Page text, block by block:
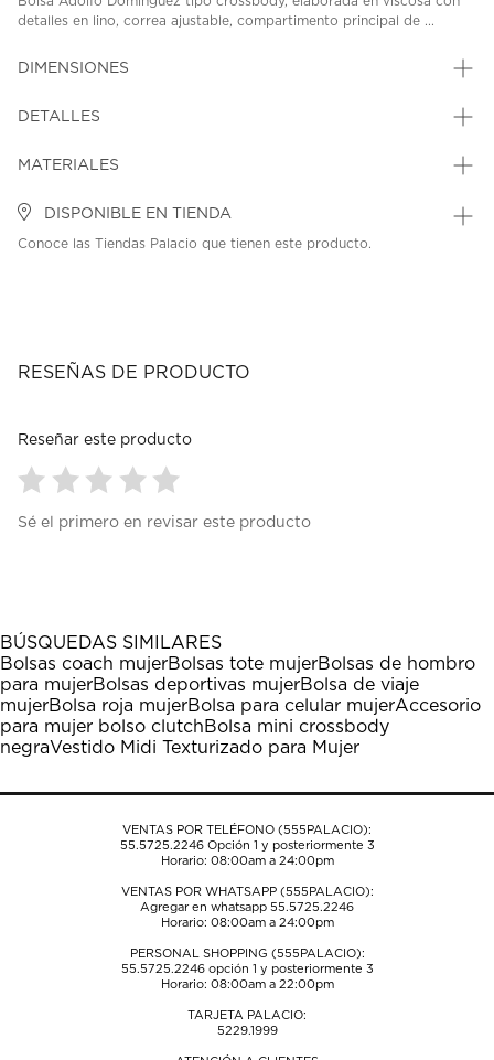
detalles en lino, correa ajustable, compartimento principal de ...
DIMENSIONES
DETALLES
MATERIALES
DISPONIBLE EN TIENDA
Conoce las Tiendas Palacio que tienen este producto.
RESEÑAS DE PRODUCTO
Reseñar este producto
para
1
estrella
Esta
acción
abrirá
el
formulario
envío.
para
estrellas.
Esta
acción
abrirá
el
formulario
envío.
para
estrellas.
Esta
acción
abrirá
el
formulario
envío.
para
estrellas.
Esta
acción
abrirá
el
formulario
envío.
para
estrellas.
Esta
acción
abrirá
el
formulario
envío.
Sé el primero en revisar este producto
BÚSQUEDAS SIMILARES
Bolsas coach mujerBolsas tote mujerBolsas de hombro
para mujerBolsas deportivas mujerBolsa de viaje
mujerBolsa roja mujerBolsa para celular mujerAccesorio
para mujer bolso clutchBolsa mini crossbody
negraVestido Midi Texturizado para Mujer
VENTAS POR TELÉFONO (555PALACIO):
55.5725.2246Opción 1 y posteriormente 3
Horario: 08:00am a 24:00pm
VENTAS POR WHATSAPP (555PALACIO):
Agregar en whatsapp 55.5725.2246
Horario: 08:00am a 24:00pm
PERSONAL SHOPPING (555PALACIO):
55.5725.2246opción 1 y posteriormente 3
Horario: 08:00am a 22:00pm
TARJETA PALACIO:
5229.1999